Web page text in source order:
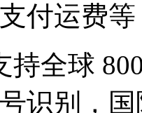
付运费
全球
识别，